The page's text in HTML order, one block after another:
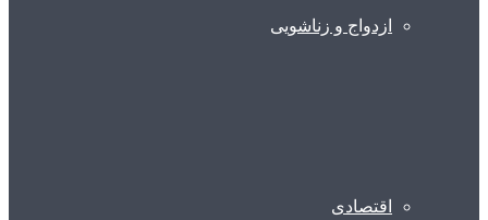
ازدواج و زناشویی
اقتصادی